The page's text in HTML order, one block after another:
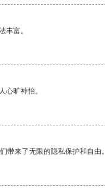
丰富。
心旷神怡。
带来了无限的隐私保护和自由。